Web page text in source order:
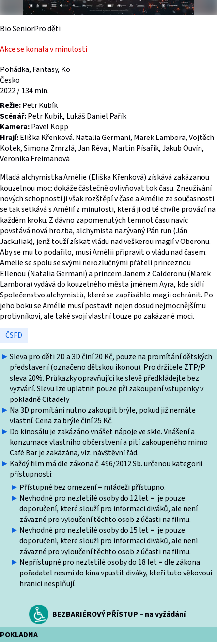
Sleva pro děti 2D a 3D činí 20 Kč, pouze na promítání dětských
představení (označeno dětskou ikonou). Pro držitele ZTP/P
sleva 20%. Průkazky opravňující ke slevě předkládejte bez
vyzvání. Slevu lze uplatnit pouze při zakoupení vstupenky v
pokladně Citadely
Na 3D promítání nutno zakoupit brýle, pokud již nemáte
vlastní. Cena za brýle činí 25 Kč.
Do kinosálu je zakázáno vnášet nápoje ve skle. Vnášení a
konzumace vlastního občerstvení a pití zakoupeného mimo
Café Bar je zakázána, viz. návštěvní řád.
Každý film má dle zákona č. 496/2012 Sb. určenou kategorii
přístupnosti:
Přístupné bez omezení = mládeži přístupno.
Nevhodné pro nezletilé osoby do 12 let = je pouze
doporučení, které slouží pro informaci diváků, ale není
závazné pro vyloučení těchto osob z účasti na filmu.
Nevhodné pro nezletilé osoby do 15 let = je pouze
doporučení, které slouží pro informaci diváků, ale není
závazné pro vyloučení těchto osob z účasti na filmu.
Nepřístupné pro nezletilé osoby do 18 let = dle zákona
pořadatel nesmí do kina vpustit diváky, kteří tuto věkovoui
hranici nesplňují.
BEZBARIÉROVÝ PŘÍSTUP – na vyžádání
POKLADNA
Bio SeniorPro děti
Akce se konala v minulosti
Pohádka, Fantasy, Ko
Česko
2022 / 134 min.
Režie:Petr Kubík
Scénář:Petr Kubík, Lukáš Daniel Pařík
Kamera:Pavel Kopp
Hrají:Eliška Křenková. Natalia Germani, Marek Lambora, Vojtěch
Kotek, Simona Zmrzlá, Jan Révai, Martin Písařík, Jakub Ouvín,
Veronika Freimanová
Mladá alchymistka Amélie (Eliška Křenková) získává zakázanou
kouzelnou moc: dokáže částečně ovlivňovat tok času. Zneužívání
nových schopností ji však rozštěpí v čase a Amélie ze současnosti
se tak setkává s Amélií z minulosti, která ji od té chvíle provází na
každém kroku. Z dávno zapomenutých temnot času navíc
povstává nová hrozba, alchymista nazývaný Pán run (Ján
Jackuliak), jenž touží získat vládu nad veškerou magií v Oberonu.
Aby se mu to podařilo, musí Amélii připravit o vládu nad časem.
Amélie se spolu se svými nerozlučnými přáteli princeznou
Ellenou (Natalia Germani) a princem Janem z Calderonu (Marek
Lambora) vydává do kouzelného města jménem Ayra, kde sídlí
Společenstvo alchymistů, které se zapřísáhlo magii ochránit. Po
jeho boku se Amélie musí postavit nejen dosud nejmocnějšímu
protivníkovi, ale také svojí vlastní touze po zakázané moci.
ČSFD